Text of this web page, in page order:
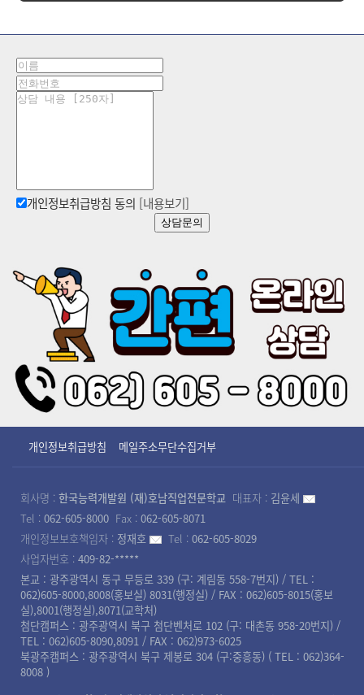
개인정보취급방침 동의 [내용보기]
상담문의
개인정보취급방침 메일주소무단수집거부
회사명 : 한국능력개발원 (재)호남직업전문학교 대표자 : 김윤세
Tel : 062-605-8000 Fax : 062-605-8071
개인정보보호책임자 : 정재호 Tel : 062-605-8029
사업자번호 : 409-82-*****
본교 : 광주광역시 동구 무등로 339 (구: 계림동 558-7번지) / TEL :
062)605-8000,8008(홍보실) 8031(행정실) / FAX : 062)605-8015(홍보
실),8001(행정실),8071(교학처)
첨단캠퍼스 : 광주광역시 북구 첨단벤처로 102 (구: 대촌동 958-20번지) /
TEL : 062)605-8090,8091 / FAX : 062)973-6025
북광주캠퍼스 : 광주광역시 북구 제봉로 304 (구:중흥동) ( TEL : 062)364-
8008 )